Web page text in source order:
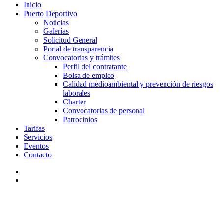
Inicio
Puerto Deportivo
Noticias
Galerías
Solicitud General
Portal de transparencia
Convocatorias y trámites
Perfil del contratante
Bolsa de empleo
Calidad medioambiental y prevención de riesgos
laborales
Charter
Convocatorias de personal
Patrocinios
Tarifas
Servicios
Eventos
Contacto